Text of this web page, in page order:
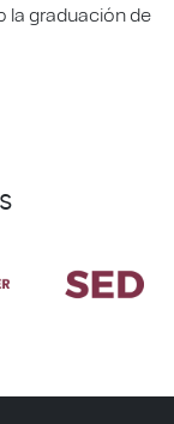
la graduación de